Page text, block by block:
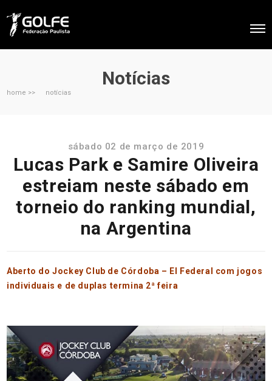
Notícias
home >> notícias
sábado 02 de março de 2019
Lucas Park e Samire Oliveira
estreiam neste sábado em
torneio do ranking mundial,
na Argentina
Aberto do Jockey Club de Córdoba – El Federal com jogos
individuais e de duplas termina 2ª feira